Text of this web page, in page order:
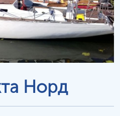
Норд